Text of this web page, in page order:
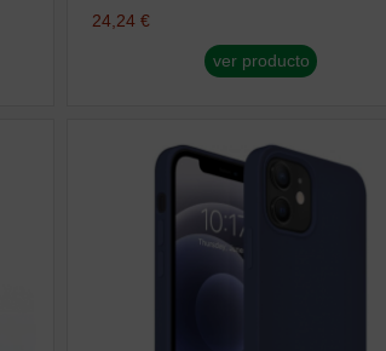
24,24 €
ver producto